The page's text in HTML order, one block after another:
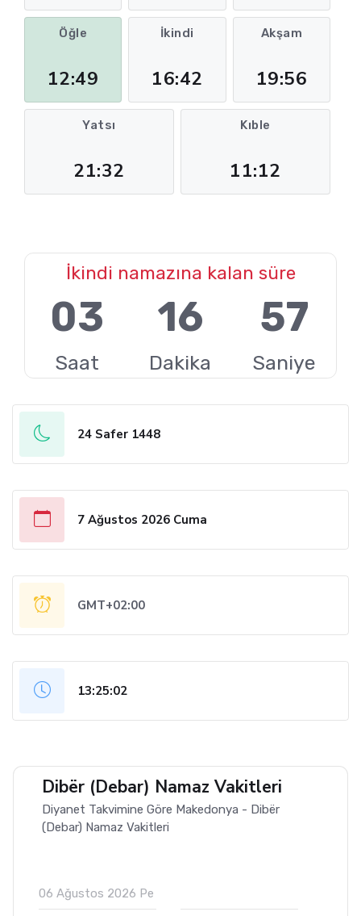
Öğle
12:49
İkindi
16:42
Akşam
19:56
Yatsı
21:32
Kıble
11:12
İkindi namazına kalan süre
03
Saat
16
Dakika
56
Saniye
24 Safer 1448
7 Ağustos 2026 Cuma
GMT+02:00
13:25:03
Dibër (Debar) Namaz Vakitleri
Diyanet Takvimine Göre Makedonya - Dibër
(Debar) Namaz Vakitleri
06 Ağustos 2026 Pe